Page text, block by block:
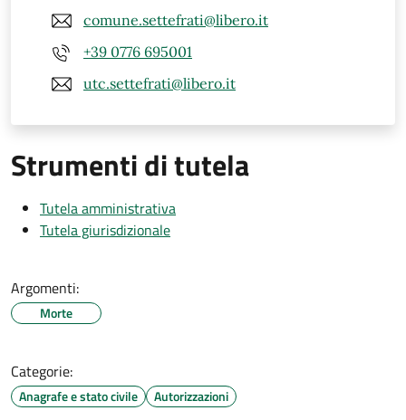
comune.settefrati@libero.it
+39 0776 695001
utc.settefrati@libero.it
Strumenti di tutela
Tutela amministrativa
Tutela giurisdizionale
Argomenti:
Morte
Categorie:
Anagrafe e stato civile Autorizzazioni